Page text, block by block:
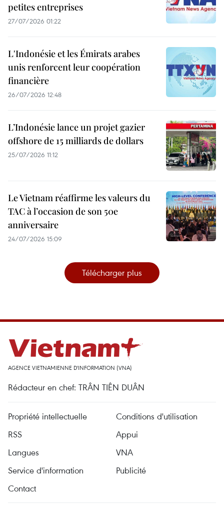
petites entreprises
27/07/2026 01:22
L'Indonésie et les Émirats arabes
unis renforcent leur coopération
financière
26/07/2026 12:48
L’Indonésie lance un projet gazier
offshore de 15 milliards de dollars
25/07/2026 11:12
Le Vietnam réaffirme les valeurs du
TAC à l’occasion de son 50e
anniversaire
24/07/2026 15:09
Télécharger plus
AGENCE VIETNAMIENNE D'INFORMATION (VNA)
Rédacteur en chef: TRÂN TIÊN DUÂN
Propriété intellectuelle
Conditions d'utilisation
RSS
Appui
Langues
VNA
Service d'information
Publicité
Contact